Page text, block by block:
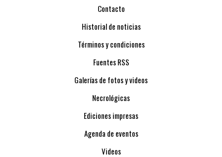
Contacto
Historial de noticias
Términos y condiciones
Fuentes RSS
Galerías de fotos y videos
Necrológicas
Ediciones impresas
Agenda de eventos
Videos